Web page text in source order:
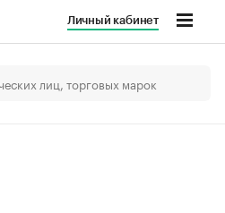
Личный кабинет